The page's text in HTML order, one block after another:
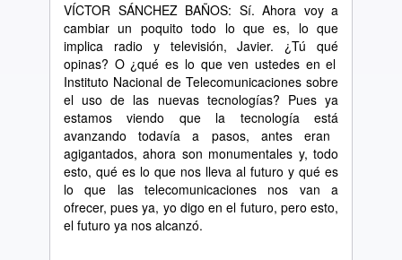
VÍCTOR SÁNCHEZ BAÑOS: Sí. Ahora voy a
cambiar un poquito todo lo que es, lo que
implica radio y televisión, Javier.¿Tú qué
opinas? O¿qué es lo que ven ustedes en el
Instituto Nacional de Telecomunicaciones sobre
el uso de las nuevas tecnologías? Pues ya
estamos viendo que la tecnología está
avanzando todavía a pasos, antes eran
agigantados, ahora son monumentales y, todo
esto, qué es lo que nos lleva al futuro y qué es
lo que las telecomunicaciones nos van a
ofrecer, pues ya, yo digo en el futuro, pero esto,
el futuro ya nos alcanzó.